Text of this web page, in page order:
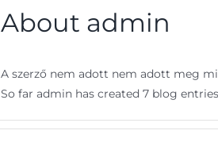
About admin
A szerző nem adott nem adott meg
So far admin has created 7 blog